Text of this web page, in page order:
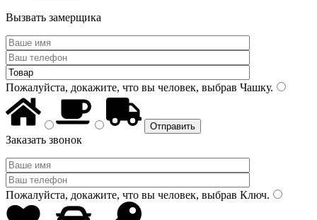
Вызвать замерщика
Пожалуйста, докажите, что вы человек, выбрав Чашку.
Заказать звонок
Пожалуйста, докажите, что вы человек, выбрав Ключ.